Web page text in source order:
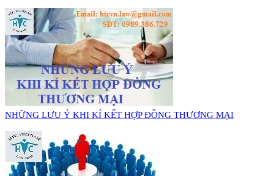
NHỮNG LƯU Ý KHI KÍ KẾT HỢP ĐỒNG THƯƠNG MẠI